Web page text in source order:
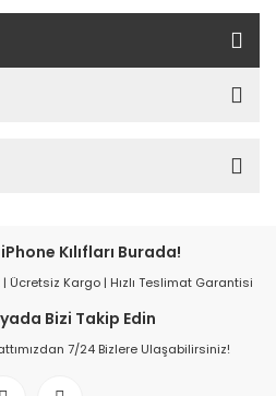
Kılıfları Burada!
Ücretsiz Kargo | Hızlı Teslimat Garantisi
Bizi Takip Edin
7/24 Bizlere Ulaşabilirsiniz!